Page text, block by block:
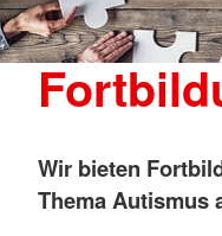
Wir bieten
Thema Autismus